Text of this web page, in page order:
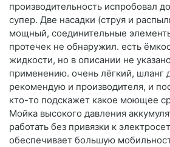
производительность испробовал
супер. Две насадки (струя и
мощный, соединительные
протечек не обнаружил. есть
жидкости, но в описании не
применению. очень лёгкий, шланг
рекомендую и производителя, и
кто-то подскажет какое моющее
Мойка высокого давления
работать без привязки к
обеспечивает большую